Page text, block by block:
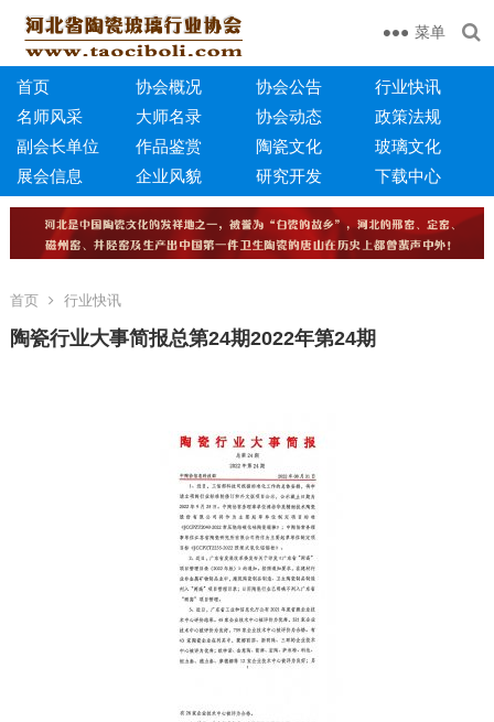
菜单
首页 协会概况 协会公告
行业快讯
名师风采
大师名录 协会动态
政策法规
副会长单位
作品鉴赏 陶瓷文化
玻璃文化
展会信息
企业风貌 研究开发 下载中心
首页 行业快讯
陶瓷行业大事简报总第24期2022年第24期